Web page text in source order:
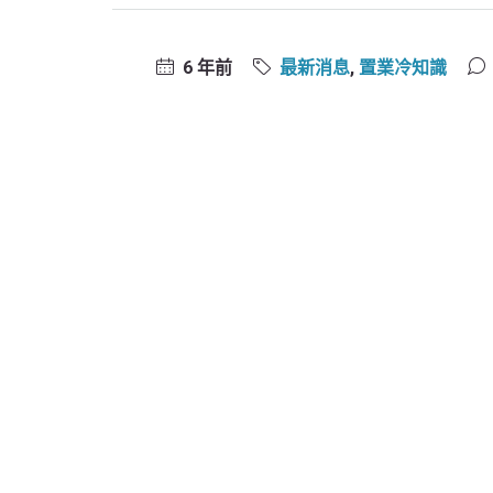
6 年前 最新消息, 置業冷知識